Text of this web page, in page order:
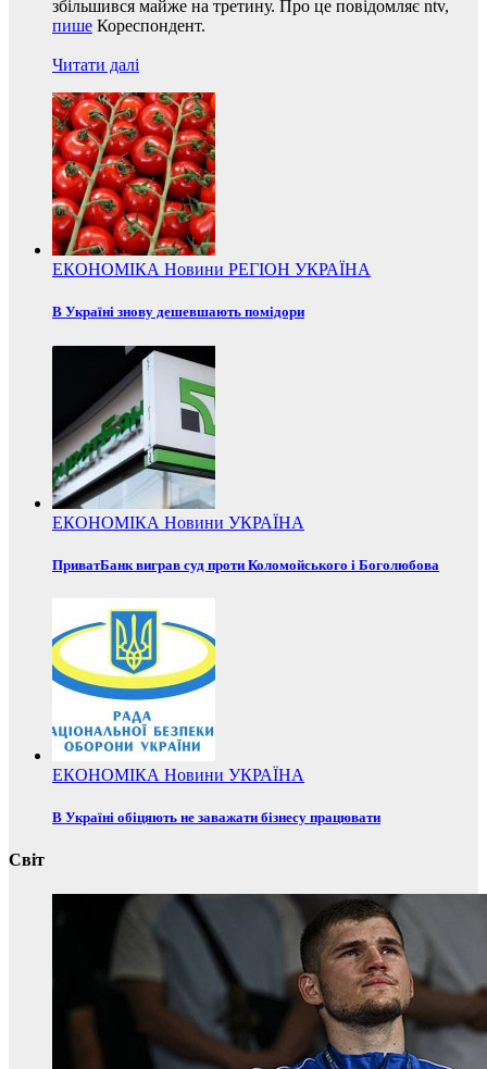
збільшився майже на третину. Про це повідомляє ntv,
пише Кореспондент.
Читати далі
ЕКОНОМІКА Новини РЕГІОН УКРАЇНА
В Україні знову дешевшають помідори
ЕКОНОМІКА Новини УКРАЇНА
ПриватБанк виграв суд проти Коломойського і Боголюбова
ЕКОНОМІКА Новини УКРАЇНА
В Україні обіцяють не заважати бізнесу працювати
Світ